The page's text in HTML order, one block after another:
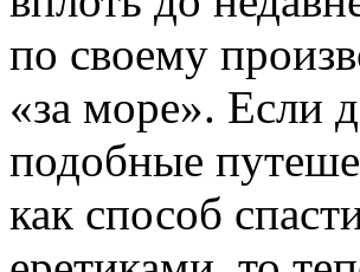
по своему
«за море». Если
подобные
как способ